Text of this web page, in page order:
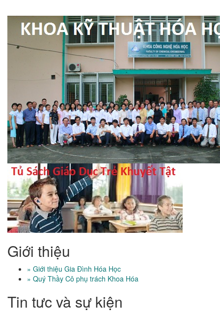
Giới thiệu
» Giới thiệu Gia Đình Hóa Học
» Quý Thầy Cô phụ trách Khoa Hóa
Tin tưc và sự kiện